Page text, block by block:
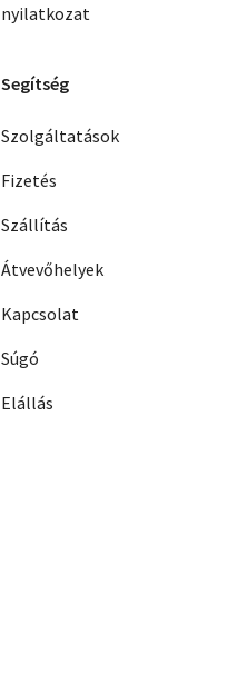
nyilatkozat
Segítség
Szolgáltatások
Fizetés
Szállítás
Átvevőhelyek
Kapcsolat
Súgó
Elállás